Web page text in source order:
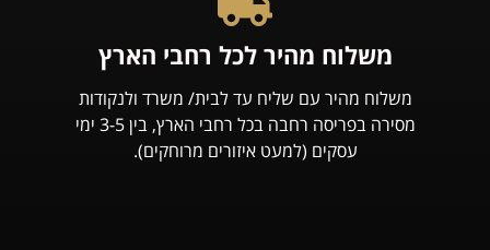
משלוח מהיר לכל רחבי הארץ
משלוח מהיר עם שליח עד לבית/ משרד ולנקודות
מסירה בפריסה רחבה בכל רחבי הארץ, בין 3-5 ימי
עסקים (למעט איזורים מרוחקים).